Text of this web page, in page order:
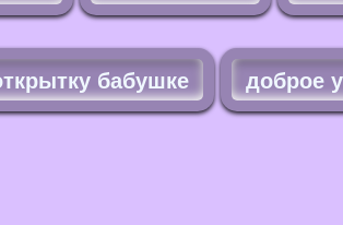
бабушке доброе